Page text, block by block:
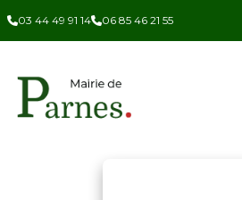
03 44 49 91 14 06 85 46 21 55
Panneau de gestion des cookies